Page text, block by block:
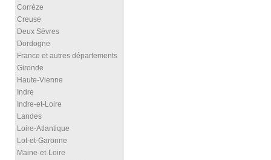
Corrèze
Creuse
Deux Sèvres
Dordogne
France et autres départements
Gironde
Haute-Vienne
Indre
Indre-et-Loire
Landes
Loire-Atlantique
Lot-et-Garonne
Maine-et-Loire